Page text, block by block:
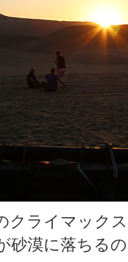
クライマック
砂漠に落ちる